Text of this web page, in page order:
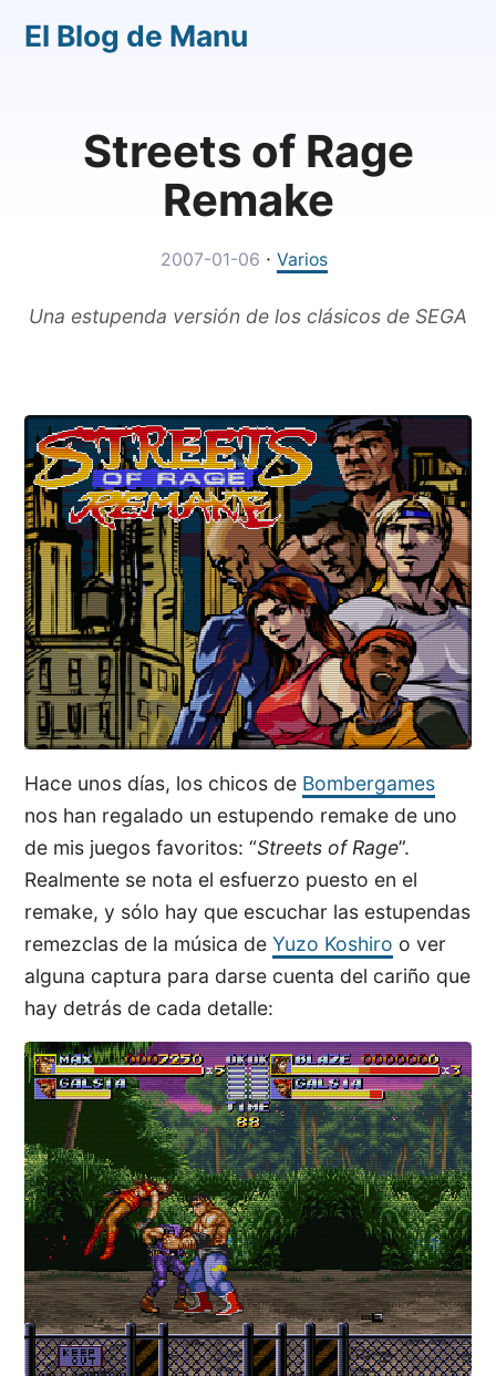
El Blog de Manu
Streets of Rage
Remake
2007-01-06 ·Varios
Una estupenda versión de los clásicos de SEGA
Hace unos días, los chicos de Bombergames
nos han regalado un estupendo remake de uno
de mis juegos favoritos: “Streets of Rage”.
Realmente se nota el esfuerzo puesto en el
remake, y sólo hay que escuchar las estupendas
remezclas de la música deYuzo Koshiro o ver
alguna captura para darse cuenta del cariño que
hay detrás de cada detalle: